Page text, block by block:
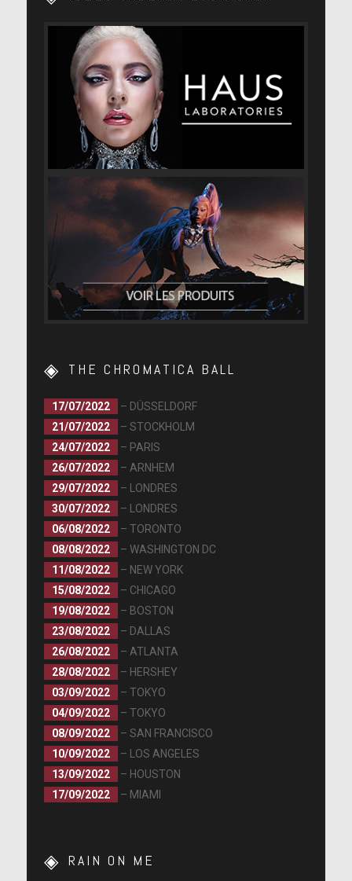
THE CHROMATICA BALL
17/07/2022
– DÜSSELDORF
21/07/2022
– STOCKHOLM
24/07/2022
– PARIS
26/07/2022
– ARNHEM
29/07/2022
– LONDRES
30/07/2022
– LONDRES
06/08/2022
– TORONTO
08/08/2022
– WASHINGTON DC
11/08/2022
– NEW YORK
15/08/2022
– CHICAGO
19/08/2022
– BOSTON
23/08/2022
– DALLAS
26/08/2022
– ATLANTA
28/08/2022
– HERSHEY
03/09/2022
– TOKYO
04/09/2022
– TOKYO
08/09/2022
– SAN FRANCISCO
10/09/2022
– LOS ANGELES
13/09/2022
– HOUSTON
17/09/2022
– MIAMI
RAIN ON ME